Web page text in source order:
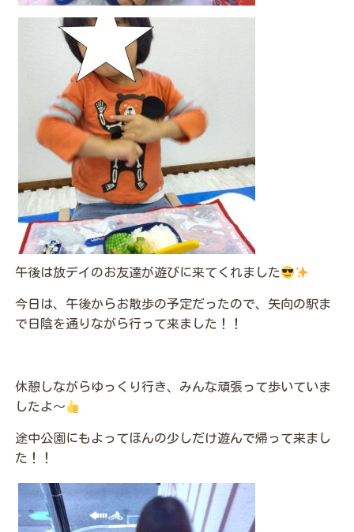
午後は放デイのお友達が遊びに来てくれました
今日は、午後からお散歩の予定だったので、矢向の駅ま
で日陰を通りながら行って来ました！！
休憩しながらゆっくり行き、みんな頑張って歩いていま
したよ～
途中公園にもよってほんの少しだけ遊んで帰って来まし
た！！